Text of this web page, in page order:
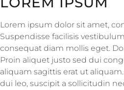
Lorem ipsum dolor sit amet,
Suspendisse facilisis
consequat diam mollis eget.
Proin aliquet justo sed dui
aliquam sagittis erat ut
dui leo, suscipit a sollicitudin